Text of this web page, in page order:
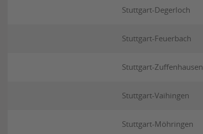
Stuttgart-Degerloch
Stuttgart-Feuerbach
Stuttgart-Zuffenhausen
Stuttgart-Vaihingen
Stuttgart-Möhringen